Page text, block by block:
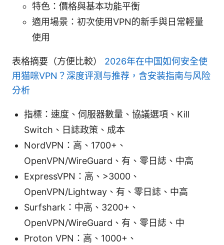
特色：價格與基本功能平衡
適用場景：初次使用VPN的新手與日常輕量
使用
表格摘要（方便比較） 2026年在中国如何安全使
用猫咪VPN？深度评测与推荐，含安装指南与风险
分析
指標：速度、伺服器數量、協議選項、Kill
Switch、日誌政策、成本
NordVPN：高、1700+、
OpenVPN/WireGuard、有、零日誌、中高
ExpressVPN：高、>3000、
OpenVPN/Lightway、有、零日誌、中高
Surfshark：中高、3200+、
OpenVPN/WireGuard、有、零日誌、中
Proton VPN：高、1000+、